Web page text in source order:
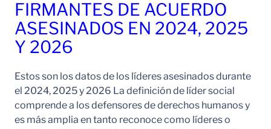
FIRMANTES DE ACUERDO
ASESINADOS EN 2024, 2025
Y 2026
Estos son los datos de los líderes asesinados durante
el 2024, 2025 y 2026 La definición de líder social
comprende a los defensores de derechos humanos y
es más amplia en tanto reconoce como líderes o